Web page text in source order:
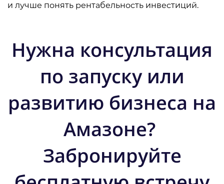
и лучше понять рентабельность инвестиций.
Нужна консультация
по запуску или
развитию бизнеса на
Амазоне?
Забронируйте